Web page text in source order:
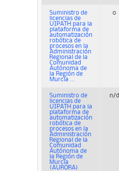
Suministro de
licencias de
UIPATH para la
plataforma de
automatización
robótica de
procesos en la
Administración
Regional de la
Comunidad
Autónoma de
la Región de
Murcia ...
0
Suministro de
licencias de
UIPATH para la
plataforma de
automatización
robótica de
procesos en la
Administración
Regional de la
Comunidad
Autónoma de
la Región de
Murcia
(AURORA)
n/d